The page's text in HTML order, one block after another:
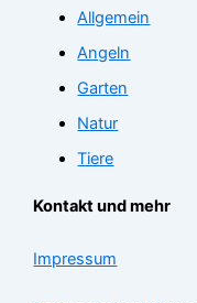
Allgemein
Angeln
Garten
Natur
Tiere
Kontakt und mehr
Impressum